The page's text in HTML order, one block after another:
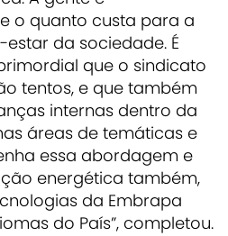
o quanto custa para a
da sociedade. É
que o sindicato
tentos, e que também
internas dentro da
áreas de temáticas e
essa abordagem e
energética também,
da Embrapa
do País”, completou.